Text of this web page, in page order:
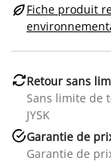
Fiche produit
Retour sans
Sans limite de
JYSK
Garantie de
Garantie de